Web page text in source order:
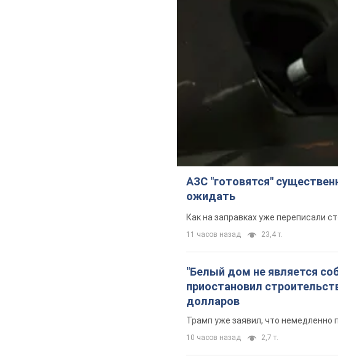
АЗС "готовятся"
ожидать
Как на заправках уже переписали
11 часов назад 23,4 т.
"Белый дом не является
приостановил
долларов
Трамп уже заявил, что
10 часов назад 2,7 т.